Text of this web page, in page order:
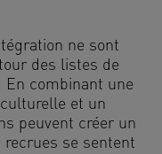
ne sont
des listes de
En combinant une
et un
peuvent créer un
recrues se sentent